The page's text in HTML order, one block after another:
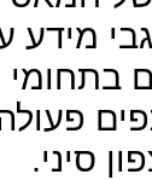
מידע
בתחומי
סיני.